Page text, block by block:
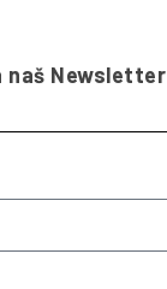
naš Newsletter